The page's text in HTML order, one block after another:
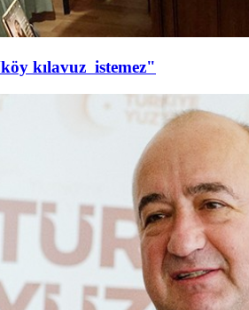
kılavuz istemez"